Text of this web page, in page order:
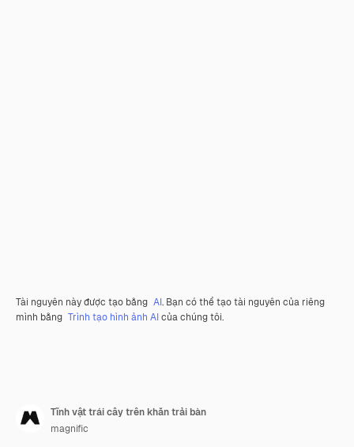
Tài nguyên này được tạo bằng AI. Bạn có thể tạo tài nguyên của riêng
mình bằng Trình tạo hình ảnh AIcủa chúng tôi.
Tĩnh vật trái cây trên khăn trải bàn
magnific